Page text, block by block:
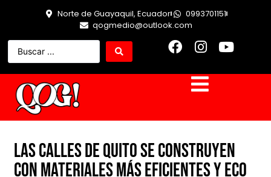
Norte de Guayaquil, Ecuador
0993701151
qogmedio@outlook.com
Las calles de Quito se construyen
con materiales más eficientes y eco